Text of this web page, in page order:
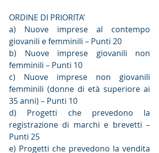
ORDINE DI PRIORITA’
a) Nuove imprese al contempo
giovanili e femminili – Punti 20
b) Nuove imprese giovanili non
femminili – Punti 10
c) Nuove imprese non giovanili
femminili (donne di età superiore ai
35 anni) – Punti 10
d) Progetti che prevedono la
registrazione di marchi e brevetti –
Punti 25
e) Progetti che prevedono la vendita